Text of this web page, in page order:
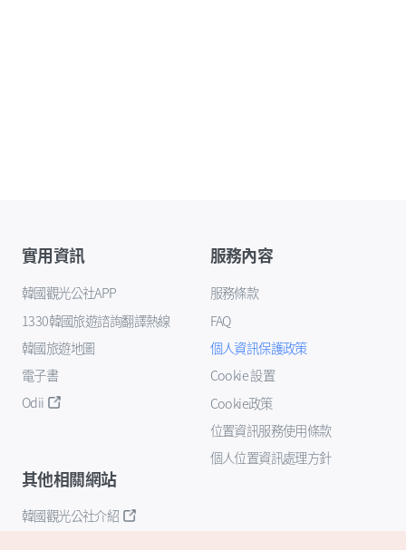
實用資訊
韓國觀光公社APP
1330韓國旅遊諮詢翻譯熱線
韓國旅遊地圖
電子書
Odii
服務內容
服務條款
FAQ
個人資訊保護政策
Cookie 設置
Cookie政策
位置資訊服務使用條款
個人位置資訊處理方針
其他相關網站
韓國觀光公社介紹